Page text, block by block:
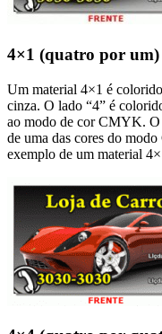
4×1 (quatro por um)
Um material 4×1 é
cinza. O lado “4” é
ao modo de cor CMYK. O
de uma das cores do
exemplo de um material